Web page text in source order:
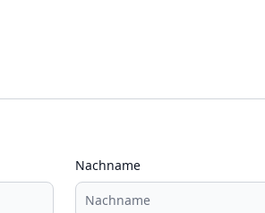
Nachname